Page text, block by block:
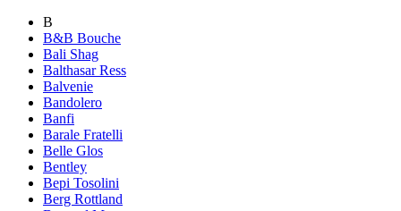
B
B&B Bouche
Bali Shag
Balthasar Ress
Balvenie
Bandolero
Banfi
Barale Fratelli
Belle Glos
Bentley
Bepi Tosolini
Berg Rottland